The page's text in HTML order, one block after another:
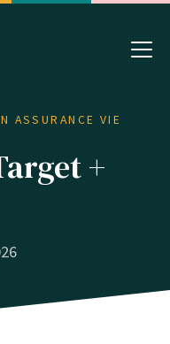
ASSURANCE VIE
+